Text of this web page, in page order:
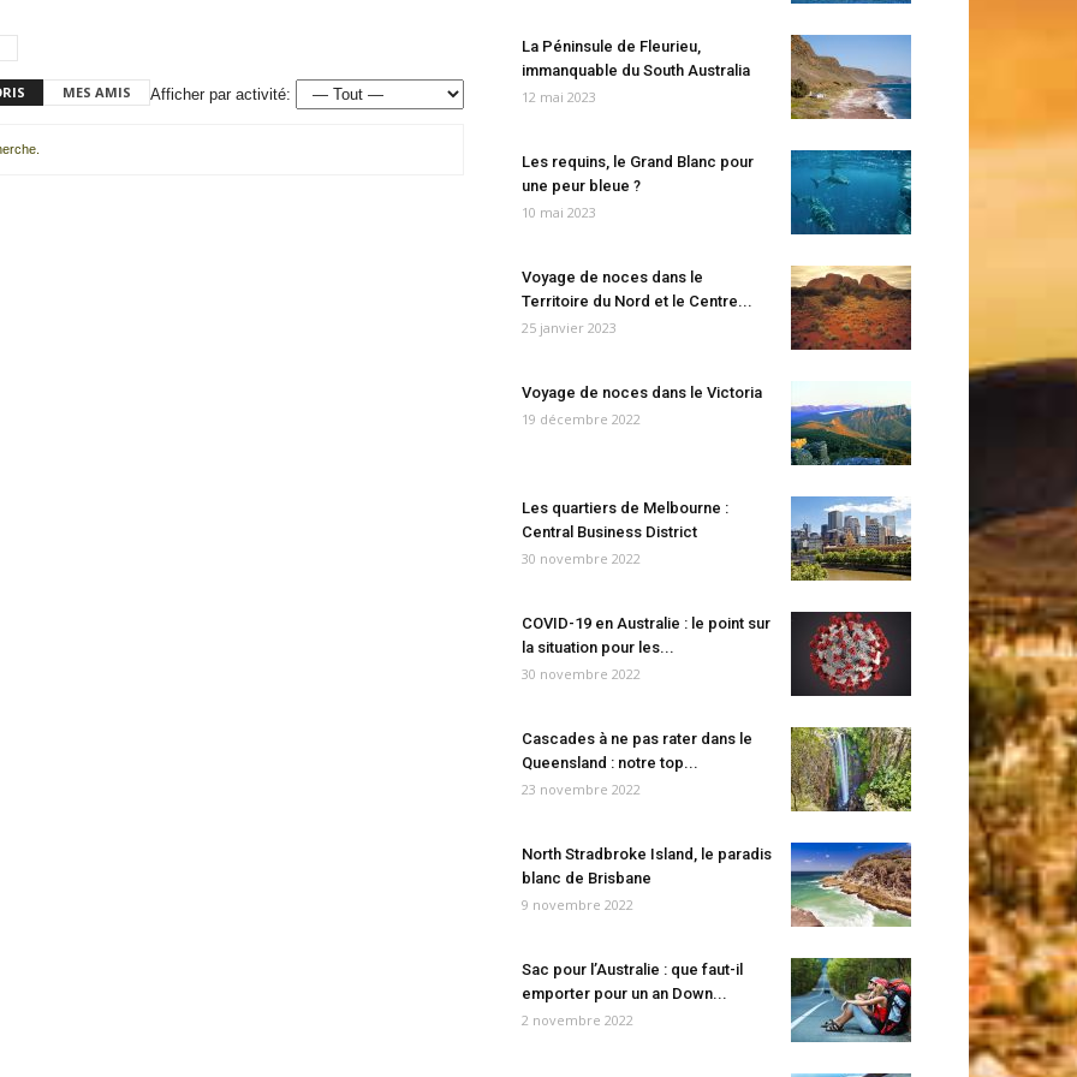
MES AMIS Afficher par activité:
La Péninsule de Fleurieu,
immanquable du South Australia
12 mai 2023
Les requins, le Grand Blanc pour
une peur bleue ?
10 mai 2023
Voyage de noces dans le
Territoire du Nord et le Centre...
25 janvier 2023
Voyage de noces dans le Victoria
19 décembre 2022
Les quartiers de Melbourne :
Central Business District
30 novembre 2022
COVID-19 en Australie : le point sur
la situation pour les...
30 novembre 2022
Cascades à ne pas rater dans le
Queensland : notre top...
23 novembre 2022
North Stradbroke Island, le paradis
blanc de Brisbane
9 novembre 2022
Sac pour l’Australie : que faut-il
emporter pour un an Down...
2 novembre 2022